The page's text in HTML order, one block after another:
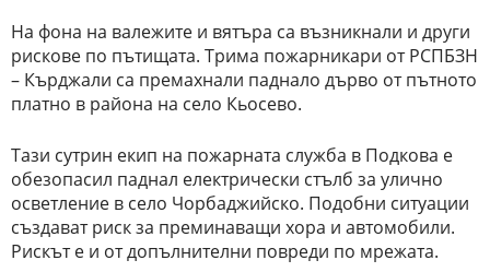
На фона на валежите и вятъра са възникнали и други
рискове по пътищата. Трима пожарникари от РСПБЗН
– Кърджали са премахнали паднало дърво от пътното
платно в района на село Кьосево.
Тази сутрин екип на пожарната служба в Подкова е
обезопасил паднал електрически стълб за улично
осветление в село Чорбаджийско. Подобни ситуации
създават риск за преминаващи хора и автомобили.
Рискът е и от допълнителни повреди по мрежата.